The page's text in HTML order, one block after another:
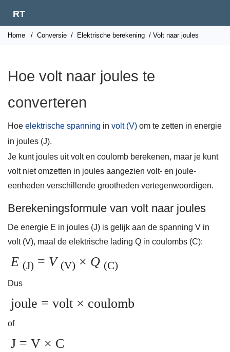
RT
Home / Conversie / Elektrische berekening / Volt naar joules
Hoe volt naar joules te
converteren
Hoe elektrische spanning in volt (V) om te zetten in energie
in joules (J).
Je kunt joules uit volt en coulomb berekenen, maar je kunt
volt niet omzetten in joules aangezien volt- en joule-
eenheden verschillende grootheden vertegenwoordigen.
Berekeningsformule van volt naar joules
De energie E in joules (J) is gelijk aan de spanning V in
volt (V), maal de elektrische lading Q in coulombs (C):
E (J) = V (V) × Q (C)
Dus
joule = volt × coulomb
of
J = V × C